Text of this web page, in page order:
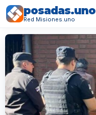
posadas.uno
Red Misiones.uno